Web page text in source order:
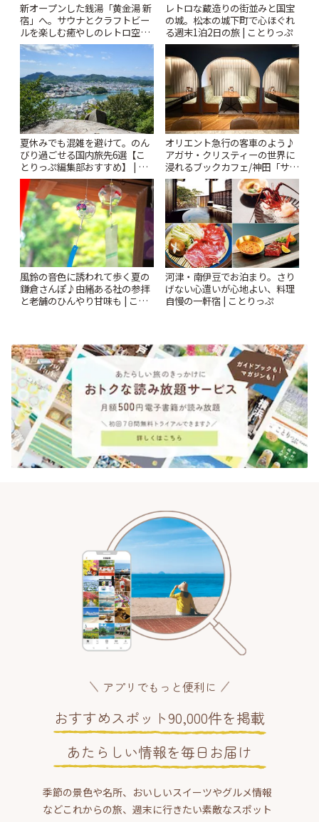
新オープンした銭湯「黄金湯 新
宿」へ。サウナとクラフトビー
ルを楽しむ癒やしのレトロ空間
| ことりっぷ
レトロな蔵造りの街並みと国宝
の城。松本の城下町で心ほぐれ
る週末1泊2日の旅 | ことりっぷ
夏休みでも混雑を避けて。のん
びり過ごせる国内旅先6選【こ
とりっぷ編集部おすすめ】 | こ
とりっぷ
オリエント急行の客車のよう♪
アガサ・クリスティーの世界に
浸れるブックカフェ/神田「サロ
ンクリスティ」 | ことりっぷ
風鈴の音色に誘われて歩く夏の
鎌倉さんぽ♪由緒ある社の参拝
と老舗のひんやり甘味も | こと
河津・南伊豆でお泊まり。さり
げない心遣いが心地よい、料理
自慢の一軒宿 | ことりっぷ
アプリでもっと便利に
おすすめスポット90,000件を掲載
あたらしい情報を毎日お届け
季節の景色や名所、おいしいスイーツやグルメ情報
などこれからの旅、週末に行きたい素敵なスポット